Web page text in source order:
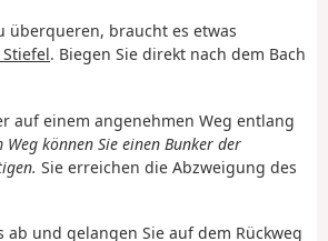
überqueren, braucht es etwas
. Biegen Sie direkt nach dem Bach
auf einem angenehmen Weg entlang
Weg können Sie einen Bunker der
Sie erreichen die Abzweigung des
ab und gelangen Sie auf dem Rückweg